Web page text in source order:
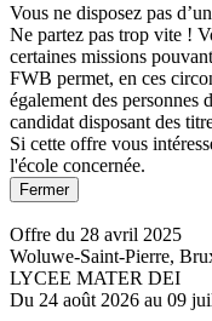
Vous ne disposez pas
Ne partez pas trop vite !
certaines missions
FWB permet, en ces
également des personnes
candidat disposant des
Si cette offre vous
l'école concernée.
Fermer
Offre du 28 avril 2025
Woluwe-Saint-Pierre,
LYCEE MATER DEI
Du 24 août 2026 au 09